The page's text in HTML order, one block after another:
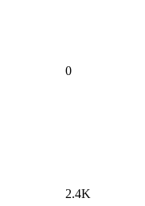
0
2.4K